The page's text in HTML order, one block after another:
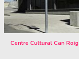
Centre Cultural Can Roig